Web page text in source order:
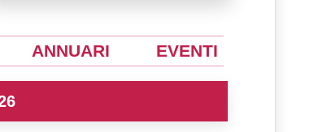
ANNUARI EVENTI